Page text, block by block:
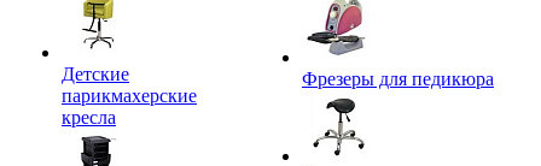
Детские
парикмахерские
кресла
Фрезеры для педикюра